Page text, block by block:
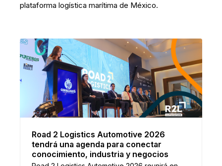
plataforma logística marítima de México.
Road 2 Logistics Automotive 2026
tendrá una agenda para conectar
conocimiento, industria y negocios